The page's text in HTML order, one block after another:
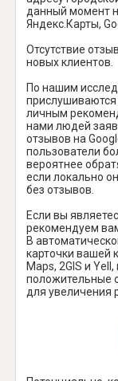
данный момент
Яндекс.Карты,
Отсутствие
новых клиентов.
По нашим
прислушиваются
личным
нами людей
отзывов на
пользователи
вероятнее
если локально
без отзывов.
Если вы
рекомендуем
В
карточки вашей
Maps, 2GIS и
положительные
для увеличения